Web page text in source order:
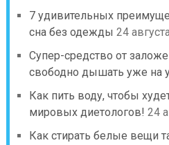
7 удивительных
сна без одежды 24
Супер-средство от
свободно дышать уже на
Как пить воду, чтобы
мировых диетологов! 24
Как стирать белые вещи